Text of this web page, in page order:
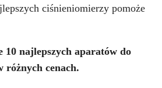
ciśnieniomierzy pomoże
10 najlepszych aparatów do
różnych cenach.